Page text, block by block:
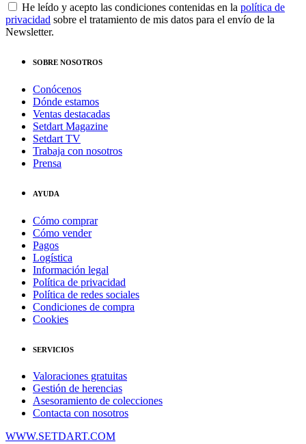
He leído y acepto las condiciones contenidas en la política de
privacidad sobre el tratamiento de mis datos para el envío de la
Newsletter.
SOBRE NOSOTROS
Conócenos
Dónde estamos
Ventas destacadas
Setdart Magazine
Setdart TV
Trabaja con nosotros
Prensa
AYUDA
Cómo comprar
Cómo vender
Pagos
Logística
Información legal
Política de privacidad
Política de redes sociales
Condiciones de compra
Cookies
SERVICIOS
Valoraciones gratuitas
Gestión de herencias
Asesoramiento de colecciones
Contacta con nosotros
WWW.SETDART.COM